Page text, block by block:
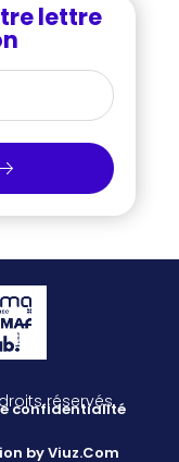
lettre
réservés
confidentialité
by Viuz.Com